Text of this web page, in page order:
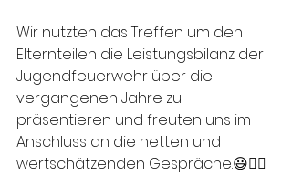
Wir nutzten das Treffen um den
Elternteilen die Leistungsbilanz der
Jugendfeuerwehr über die
vergangenen Jahre zu
präsentieren und freuten uns im
Anschluss an die netten und
wertschätzenden Gespräche.😃👍🏻